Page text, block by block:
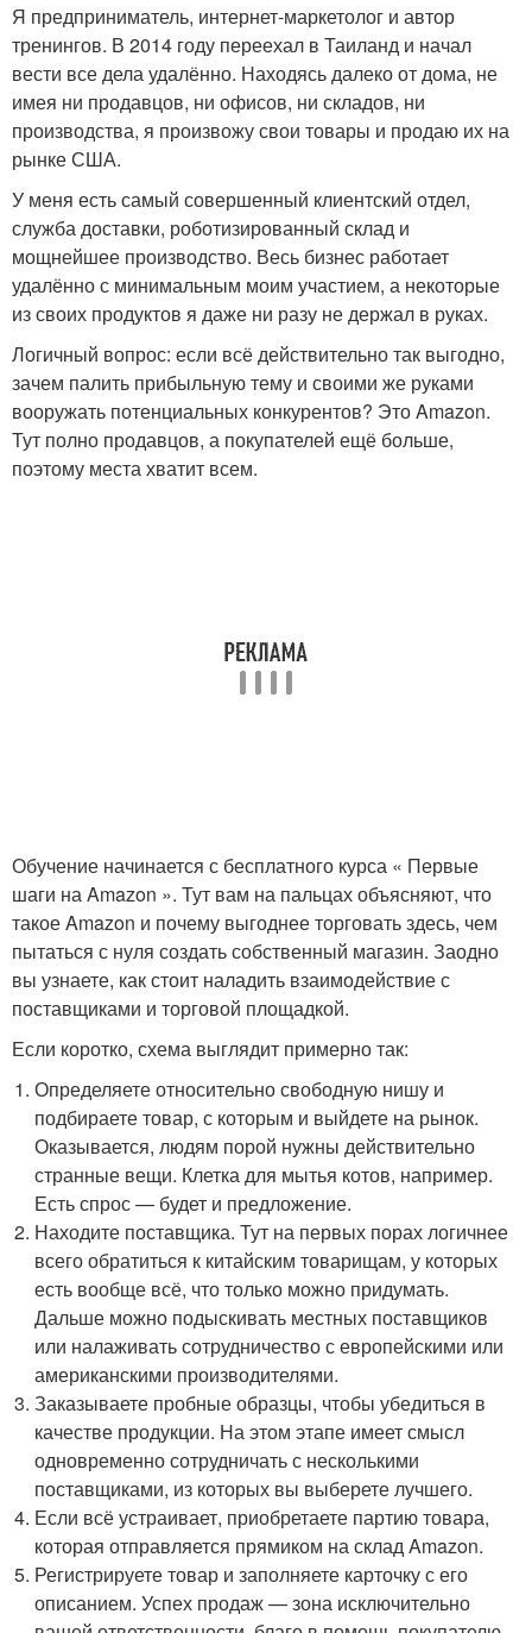
Я предприниматель, интернет-маркетолог и автор
тренингов. В 2014 году переехал в Таиланд и начал
вести все дела удалённо. Находясь далеко от дома, не
имея ни продавцов, ни офисов, ни складов, ни
производства, я произвожу свои товары и продаю их на
рынке США.
У меня есть самый совершенный клиентский отдел,
служба доставки, роботизированный склад и
мощнейшее производство. Весь бизнес работает
удалённо с минимальным моим участием, а некоторые
из своих продуктов я даже ни разу не держал в руках.
Логичный вопрос: если всё действительно так выгодно,
зачем палить прибыльную тему и своими же руками
вооружать потенциальных конкурентов? Это Amazon.
Тут полно продавцов, а покупателей ещё больше,
поэтому места хватит всем.
Обучение начинается с бесплатного курса « Первые
шаги на Amazon ». Тут вам на пальцах объясняют, что
такое Amazon и почему выгоднее торговать здесь, чем
пытаться с нуля создать собственный магазин. Заодно
вы узнаете, как стоит наладить взаимодействие с
поставщиками и торговой площадкой.
Если коротко, схема выглядит примерно так:
Определяете относительно свободную нишу и
подбираете товар, с которым и выйдете на рынок.
Оказывается, людям порой нужны действительно
странные вещи. Клетка для мытья котов, например.
Есть спрос — будет и предложение.
Находите поставщика. Тут на первых порах логичнее
всего обратиться к китайским товарищам, у которых
есть вообще всё, что только можно придумать.
Дальше можно подыскивать местных поставщиков
или налаживать сотрудничество с европейскими или
американскими производителями.
Заказываете пробные образцы, чтобы убедиться в
качестве продукции. На этом этапе имеет смысл
одновременно сотрудничать с несколькими
поставщиками, из которых вы выберете лучшего.
Если всё устраивает, приобретаете партию товара,
которая отправляется прямиком на склад Amazon.
Регистрируете товар и заполняете карточку с его
описанием. Успех продаж — зона исключительно